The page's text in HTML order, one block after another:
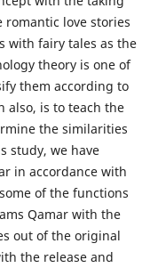
romantic love stories
with fairy tales as the
theory is one of
them according to
also, is to teach the
the similarities
study, we have
in accordance with
of the functions
Qamar with the
out of the original
the release and